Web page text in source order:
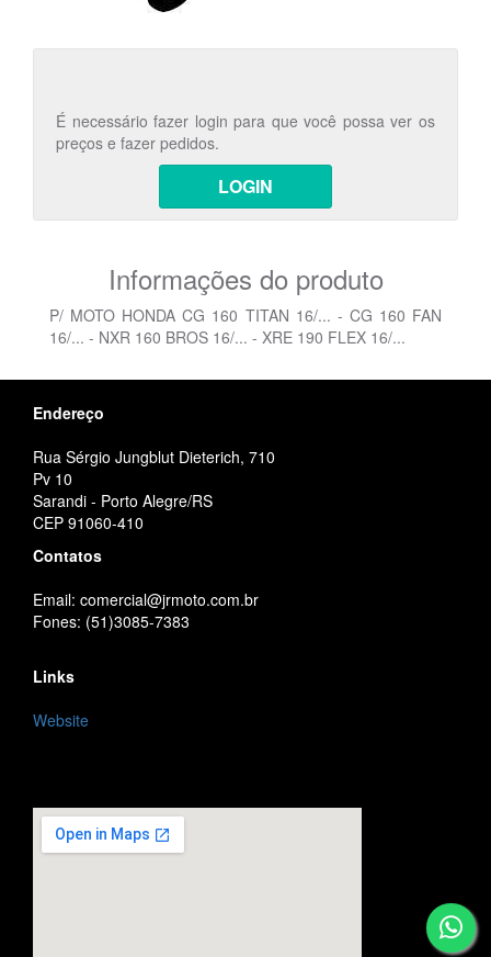
É necessário fazer login para que você possa ver os
preços e fazer pedidos.
LOGIN
Informações do produto
P/ MOTO HONDA CG 160 TITAN 16/... - CG 160 FAN
16/... - NXR 160 BROS 16/... - XRE 190 FLEX 16/...
Endereço
Rua Sérgio Jungblut Dieterich, 710
Pv 10
Sarandi - Porto Alegre/RS
CEP 91060-410
Contatos
Email: comercial@jrmoto.com.br
Fones: (51)3085-7383
Links
Website